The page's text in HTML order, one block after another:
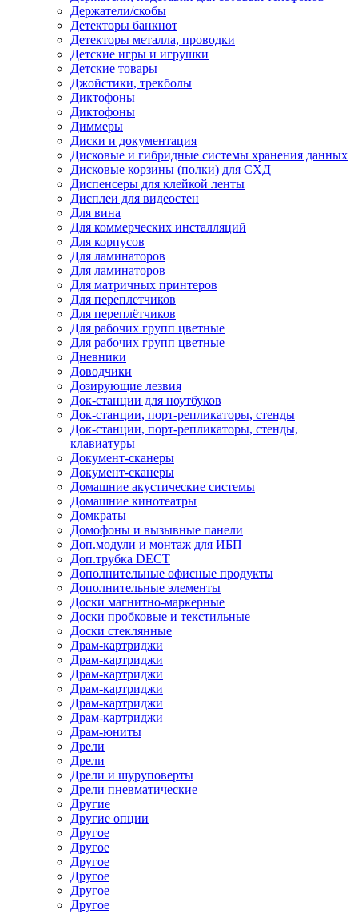
Держатели/скобы
Детекторы банкнот
Детекторы металла, проводки
Детские игры и игрушки
Детские товары
Джойстики, трекболы
Диктофоны
Диктофоны
Диммеры
Диски и документация
Дисковые и гибридные системы хранения данных
Дисковые корзины (полки) для СХД
Диспенсеры для клейкой ленты
Дисплеи для видеостен
Для вина
Для коммерческих инсталляций
Для корпусов
Для ламинаторов
Для ламинаторов
Для матричных принтеров
Для переплетчиков
Для переплётчиков
Для рабочих групп цветные
Для рабочих групп цветные
Дневники
Доводчики
Дозирующие лезвия
Док-станции для ноутбуков
Док-станции, порт-репликаторы, стенды
Док-станции, порт-репликаторы, стенды,
клавиатуры
Документ-сканеры
Документ-сканеры
Домашние акустические системы
Домашние кинотеатры
Домкраты
Домофоны и вызывные панели
Доп.модули и монтаж для ИБП
Доп.трубка DECT
Дополнительные офисные продукты
Дополнительные элементы
Доски магнитно-маркерные
Доски пробковые и текстильные
Доски стеклянные
Драм-картриджи
Драм-картриджи
Драм-картриджи
Драм-картриджи
Драм-картриджи
Драм-картриджи
Драм-юниты
Дрели
Дрели
Дрели и шуруповерты
Дрели пневматические
Другие
Другие опции
Другое
Другое
Другое
Другое
Другое
Другое